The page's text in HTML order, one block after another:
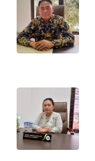
WN
PAPUA
BARAT
RIAU
WN